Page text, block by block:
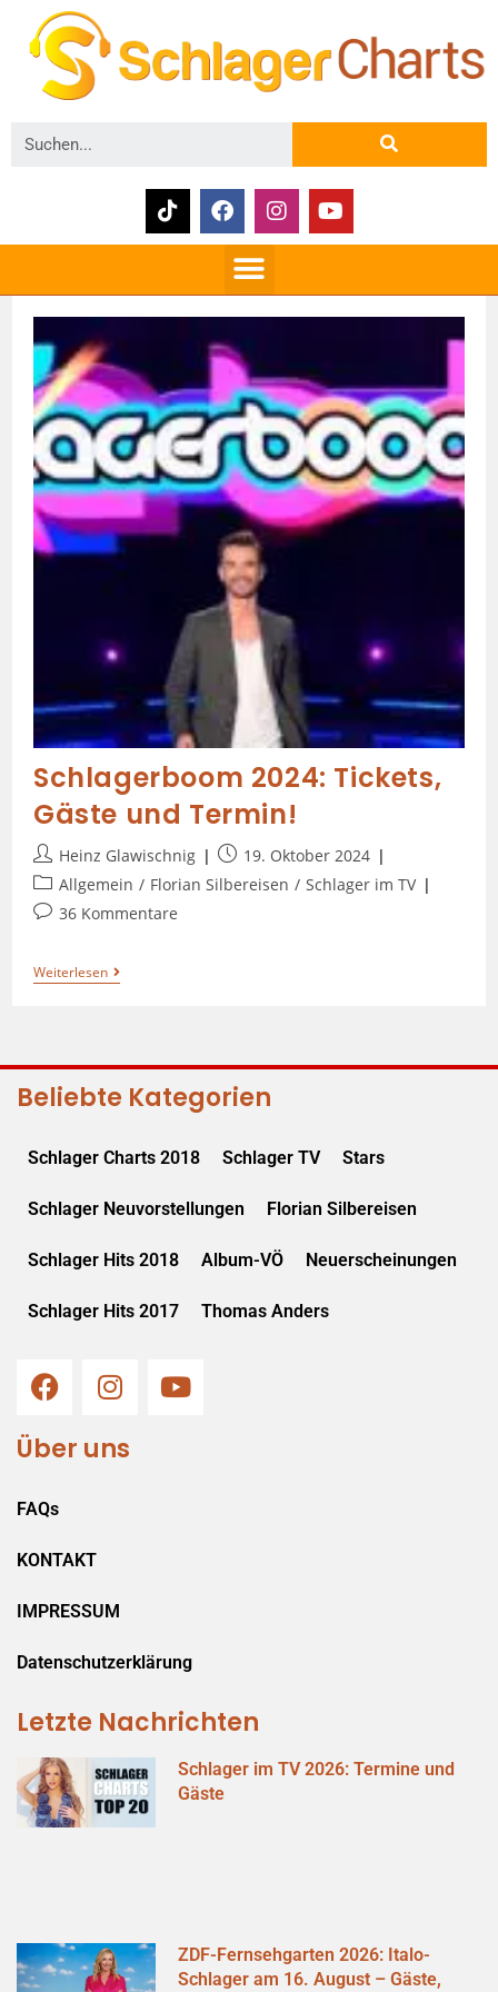
Schlagerboom 2024: Tickets,
Gäste und Termin!
Heinz Glawischnig
19. Oktober 2024
Allgemein / Florian Silbereisen / Schlager im TV
36 Kommentare
Weiterlesen
Beliebte Kategorien
Schlager Charts 2018 Schlager TV Stars
Schlager Neuvorstellungen Florian Silbereisen
Schlager Hits 2018 Album-VÖ Neuerscheinungen
Schlager Hits 2017 Thomas Anders
Über uns
FAQs
KONTAKT
IMPRESSUM
Datenschutzerklärung
Letzte Nachrichten
Schlager im TV 2026: Termine und
Gäste
ZDF-Fernsehgarten 2026: Italo-
Schlager am 16. August – Gäste,